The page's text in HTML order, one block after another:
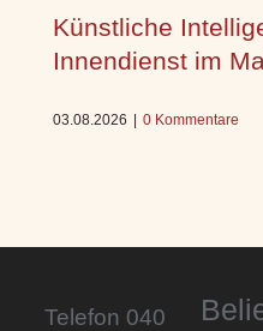
Künstliche
Innendienst im
03.08.2026 0 Kommentare
Telefon 040